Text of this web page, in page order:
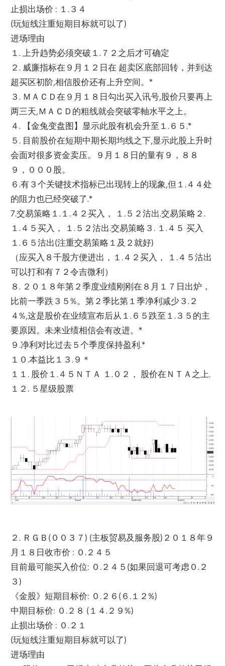
止损出场价 : １.３４
(玩短线注重短期目标就可以了)
进场理由
１. 上升趋势必须突破１.７２之后才可确定
２. 威廉指标在９月１２日在 超卖区底部回转，并到达
超买区初阶,相信股价还有上升空间。*
３. ＭＡＣＤ在９月１８日勾出买入讯号,股价只要再上
两三天,ＭＡＣＤ的粗线就会突破零軸水平之上。
４. 【金兔变盘图】显示此股有机会升至１.６５.*
５. 目前股价在短期中期长期均线之下,显示此股上升时
会面对很多资金卖压。９月１８日的量有９，８８
９，０００股。
６.有３个关键技术指标已出现转上的现象,但１.４４处
的阻力也已经突破了.*
7.交易策略１.１.４２买入， １.５２沽出.交易策略２.
１.４５买入， １.５２沽出.交易策略３. １.４５ 买入
１.６５沽出(注重交易策略１及２就好)
（应买入８千股方便进出，１.４２买入， １.４５沽出
可以打和有７２令吉微利）
８. ２０１８年第２季度业绩刚刚在８月１７日出炉，
比前一季跌３５%。第２季比第１季净利减少３.２
４%,这是股价在业绩宣布后从１.６５跌至１.３５的主
要原因。 未来业绩相信会有改进。*
９.净利对比过去５个季度保持盈利.*
１０.本益比１３.９＊
１１. 股价１.４５ＮＴＡ １.０２， 股价在ＮＴＡ之上.
１２. ５星级股票
２. ＲＧＢ(００３７) (主板贸易及服务股)２０１８年９
月１８日收市价 : ０.２４５
目前最可能买入价位: ０.２４５(如果回退可考虑０.２
３)
《金股》短期目标价: ０.２６(６.１２%)
中期目标价: ０.２８ (１４.２９%)
止损出场价 : ０.２１
(玩短线注重短期目标就可以了)
进场理由